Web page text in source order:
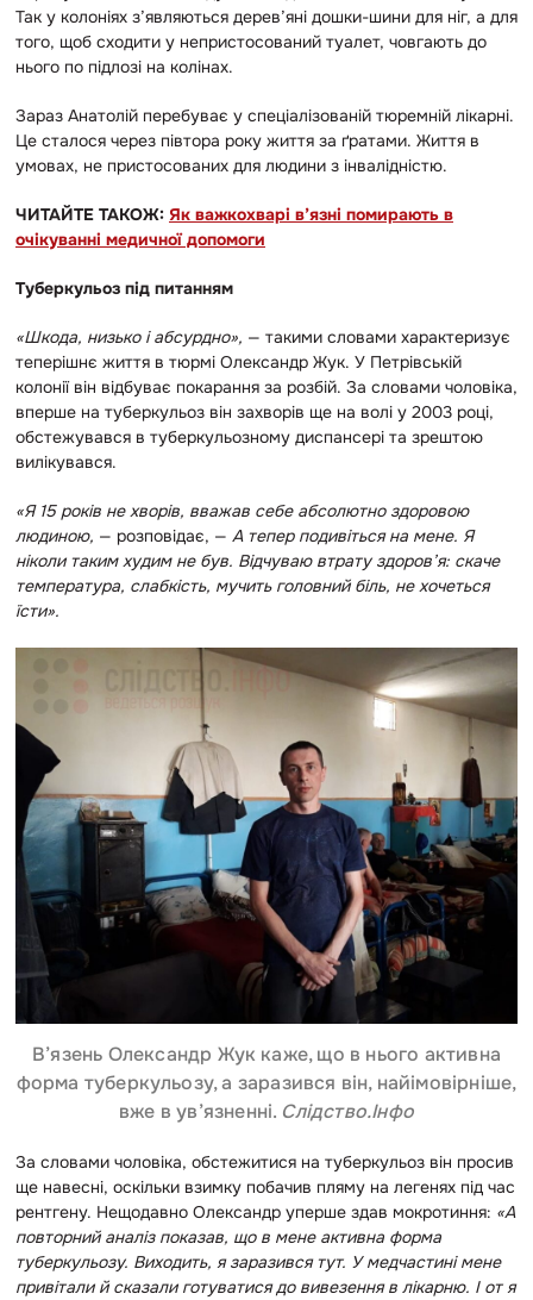
Так у колоніях з’являються дерев’яні дошки-шини для ніг, а для
того, щоб сходити у непристосований туалет, човгають до
нього по підлозі на колінах.
Зараз Анатолій перебуває у спеціалізованій тюремній лікарні.
Це сталося через півтора року життя за ґратами. Життя в
умовах, не пристосованих для людини з інвалідністю.
ЧИТАЙТЕ ТАКОЖ: Як важкохварі в’язні помирають в
очікуванні медичної допомоги
Туберкульоз під питанням
«Шкода, низько і абсурдно», — такими словами характеризує
теперішнє життя в тюрмі Олександр Жук. У Петрівській
колонії він відбуває покарання за розбій. За словами чоловіка,
вперше на туберкульоз він захворів ще на волі у 2003 році,
обстежувався в туберкульозному диспансері та зрештою
вилікувався.
«Я 15 років не хворів, вважав себе абсолютно здоровою
людиною, — розповідає, — А тепер подивіться на мене. Я
ніколи таким худим не був. Відчуваю втрату здоров’я: скаче
температура, слабкість, мучить головний біль, не хочеться
їсти».
В’язень Олександр Жук каже, що в нього активна
форма туберкульозу, а заразився він, найімовірніше,
вже в ув’язненні. Слідство.Інфо
За словами чоловіка, обстежитися на туберкульоз він просив
ще навесні, оскільки взимку побачив пляму на легенях під час
рентгену. Нещодавно Олександр уперше здав мокротиння: «А
повторний аналіз показав, що в мене активна форма
туберкульозу. Виходить, я заразився тут. У медчастині мене
привітали й сказали готуватися до вивезення в лікарню. І от я